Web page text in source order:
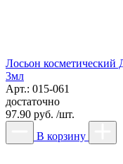
Лосьон косметический
3мл
Арт.: 015-061
достаточно
97.90 руб. /шт.
В корзину